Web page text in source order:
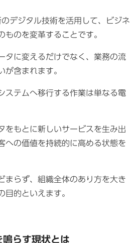
デジタル技術を活用して、ビジネ
ものを変革することです。
タに変えるだけでなく、業務の流
が含まれます。
ステムへ移行する作業は単なる電
をもとに新しいサービスを生み出
への価値を持続的に高める状態を
まらず、組織全体のあり方を大き
目的といえます。
らす現状とは